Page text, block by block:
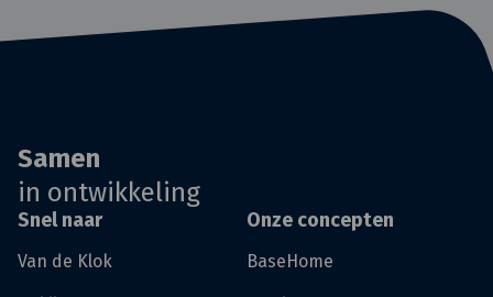
Samen
in ontwikkeling
Snel naar
Van de Klok
Onze concepten
BaseHome